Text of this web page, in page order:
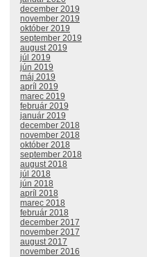
december 2019
november 2019
október 2019
september 2019
august 2019
júl 2019
jún 2019
máj 2019
apríl 2019
marec 2019
február 2019
január 2019
december 2018
november 2018
október 2018
september 2018
august 2018
júl 2018
jún 2018
apríl 2018
marec 2018
február 2018
december 2017
november 2017
august 2017
november 2016